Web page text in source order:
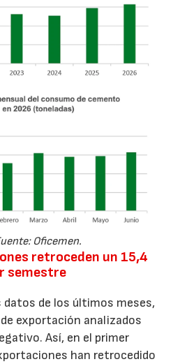
Oficemen.
retroceden un 15,4
semestre
datos de los últimos meses,
exportación analizados
Así, en el primer
han retrocedido